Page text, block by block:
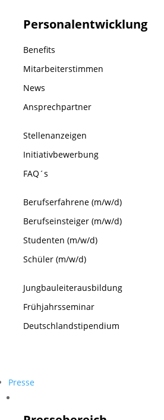
Personalentwicklung
Benefits
Mitarbeiterstimmen
News
Ansprechpartner
Stellenanzeigen
Initiativbewerbung
FAQ´s
Berufserfahrene (m/w/d)
Berufseinsteiger (m/w/d)
Studenten (m/w/d)
Schüler (m/w/d)
Jungbauleiterausbildung
Frühjahrsseminar
Deutschlandstipendium
Presse